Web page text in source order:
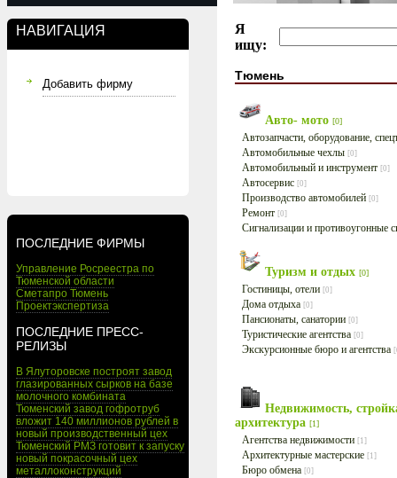
НАВИГАЦИЯ
Добавить фирму
ПОСЛЕДНИЕ ФИРМЫ
Управление Росреестра по
Тюменской области
Сметапро Тюмень
Проектэкспертиза
ПОСЛЕДНИЕ ПРЕСС-
РЕЛИЗЫ
В Ялуторовске построят завод
глазированных сырков на базе
молочного комбината
Тюменский завод гофротруб
вложит 140 миллионов рублей в
новый производственный цех
Тюменский РМЗ готовит к запуску
новый покрасочный цех
металлоконструкций
Я
ищу:
Тюмень
Авто- мото [0]
Автозапчасти, оборудование,
Автомобильные чехлы [0]
Автомобильный и инструмент [0]
Автосервис [0]
Производство автомобилей [0]
Ремонт [0]
Сигнализации и противоугонные
Туризм и отдых [0]
Гостиницы, отели [0]
Дома отдыха [0]
Пансионаты, санатории [0]
Туристические агентства [0]
Экскурсионные бюро и агентства
Недвижимость,
архитектура [1]
Агентства недвижимости [1]
Архитектурные мастерские [1]
Бюро обмена [0]